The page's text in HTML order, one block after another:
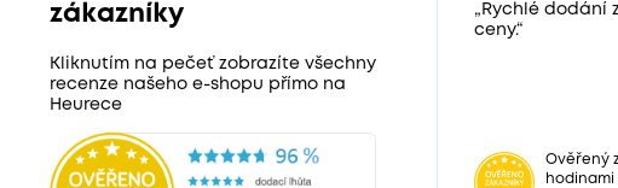
zákazníky
Kliknutím na pečeť zobrazíte všechny
recenze našeho e-shopu přímo na
Heurece
„Rychlé dodání
ceny.“
Ověřený
hodinami